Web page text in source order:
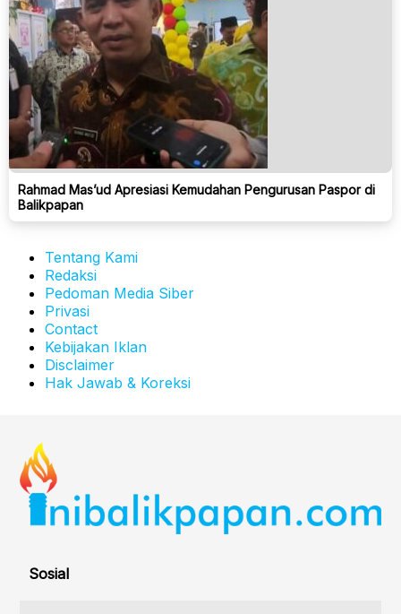
Rahmad Mas’ud Apresiasi Kemudahan Pengurusan Paspor di
Balikpapan
Tentang Kami
Redaksi
Pedoman Media Siber
Privasi
Contact
Kebijakan Iklan
Disclaimer
Hak Jawab & Koreksi
Sosial